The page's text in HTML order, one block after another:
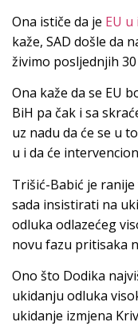
Ona ističe da je EU
kaže, SAD došle da
živimo posljednjih
Ona kaže da se EU
BiH pa čak i sa
uz nadu da će se u
u i da će
Trišić-Babić je ranije
sada insistirati na
odluka odlazećeg
novu fazu pritisaka
Ono što Dodika
ukidanju odluka
ukidanje izmjena